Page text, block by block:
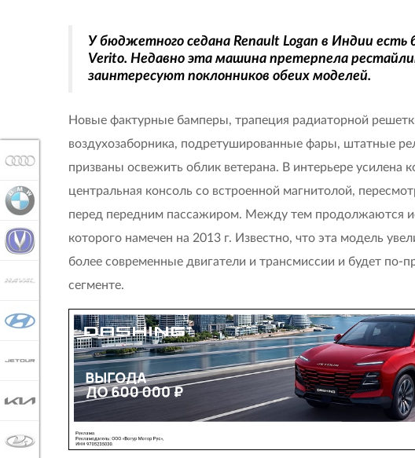
У бюджетного седана Renault Logan в Индии есть
Verito. Недавно эта машина претерпела
заинтересуют поклонников обеих моделей.
Новые фактурные бамперы, трапеция радиаторной
воздухозаборника, подретушированные фары, штатные
призваны освежить облик ветерана. В интерьере усилена
центральная консоль со встроенной магнитолой,
перед передним пассажиром. Между тем продолжаются
которого намечен на 2013 г. Известно, что эта модель
более современные двигатели и трансмиссии и будет
сегменте.
CHANGAN
HAVAL
HYUNDAI
JETOUR